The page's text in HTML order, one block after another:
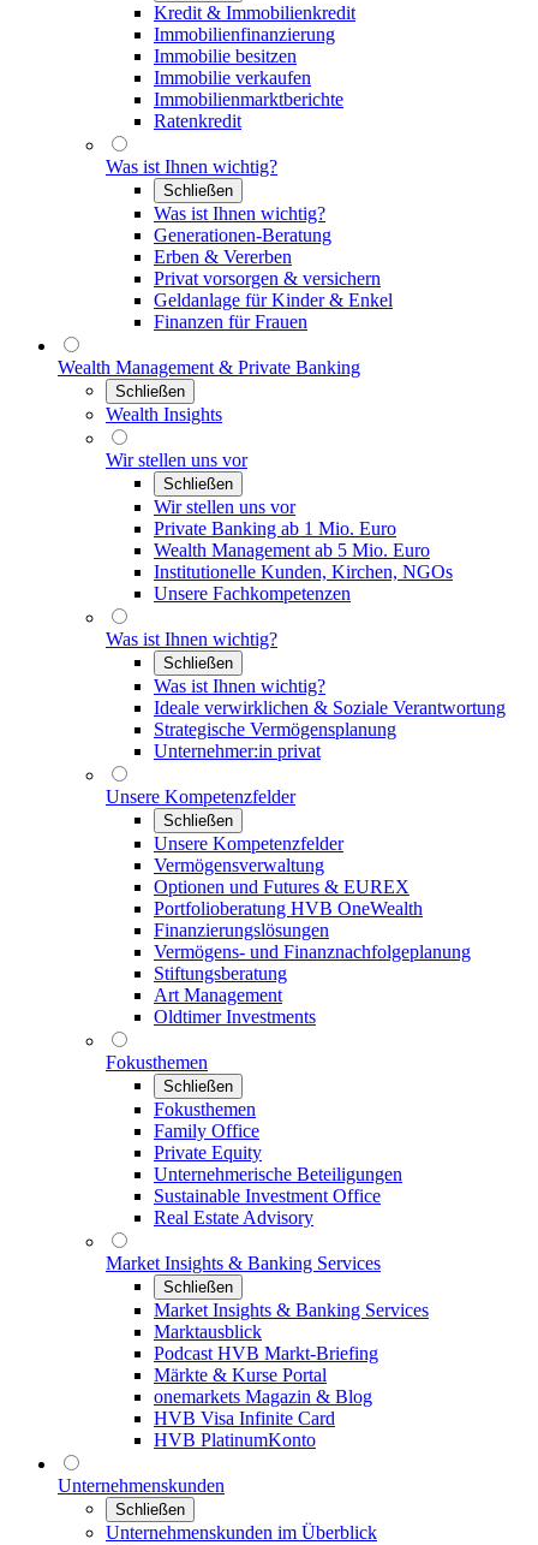
Kredit & Immobilienkredit
Immobilienfinanzierung
Immobilie besitzen
Immobilie verkaufen
Immobilienmarktberichte
Ratenkredit
Was ist Ihnen wichtig?
Schließen
Was ist Ihnen wichtig?
Generationen-Beratung
Erben & Vererben
Privat vorsorgen & versichern
Geldanlage für Kinder & Enkel
Finanzen für Frauen
Wealth Management & Private Banking
Schließen
Wealth Insights
Wir stellen uns vor
Schließen
Wir stellen uns vor
Private Banking ab 1 Mio. Euro
Wealth Management ab 5 Mio. Euro
Institutionelle Kunden, Kirchen, NGOs
Unsere Fachkompetenzen
Was ist Ihnen wichtig?
Schließen
Was ist Ihnen wichtig?
Ideale verwirklichen & Soziale Verantwortung
Strategische Vermögensplanung
Unternehmer:in privat
Unsere Kompetenzfelder
Schließen
Unsere Kompetenzfelder
Vermögensverwaltung
Optionen und Futures & EUREX
Portfolioberatung HVB OneWealth
Finanzierungslösungen
Vermögens- und Finanznachfolgeplanung
Stiftungsberatung
Art Management
Oldtimer Investments
Fokusthemen
Schließen
Fokusthemen
Family Office
Private Equity
Unternehmerische Beteiligungen
Sustainable Investment Office
Real Estate Advisory
Market Insights & Banking Services
Schließen
Market Insights & Banking Services
Marktausblick
Podcast HVB Markt-Briefing
Märkte & Kurse Portal
onemarkets Magazin & Blog
HVB Visa Infinite Card
HVB PlatinumKonto
Unternehmenskunden
Schließen
Unternehmenskunden im Überblick